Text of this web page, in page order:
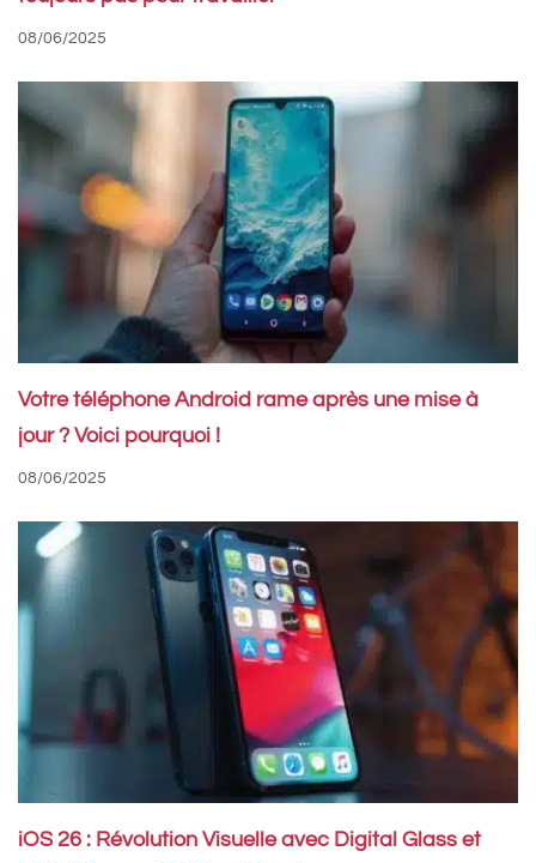
08/06/2025
Votre téléphone Android rame après une mise à
jour ? Voici pourquoi !
08/06/2025
iOS 26 : Révolution Visuelle avec Digital Glass et